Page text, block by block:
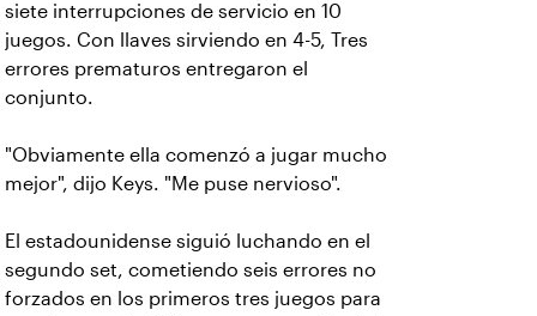
siete interrupciones de servicio en 10
juegos. Con llaves sirviendo en 4-5, Tres
errores prematuros entregaron el
conjunto.
"Obviamente ella comenzó a jugar mucho
mejor", dijo Keys. "Me puse nervioso".
El estadounidense siguió luchando en el
segundo set, cometiendo seis errores no
forzados en los primeros tres juegos para